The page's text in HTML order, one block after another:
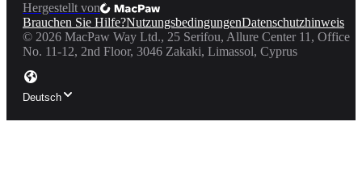
Hergestellt von
Brauchen Sie Hilfe?NutzungsbedingungenDatenschutzhinweis
© 2026 MacPaw Way Ltd., 25 Serifou, Allure Center 11, Office
No. 11-12, 2nd Floor, 3046 Zakaki, Limassol, Cyprus
Deutsch